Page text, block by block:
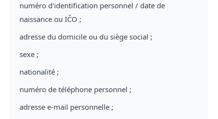
numéro d'identification personnel / date de
naissance ou IČO ;
adresse du domicile ou du siège social ;
sexe ;
nationalité ;
numéro de téléphone personnel ;
adresse e-mail personnelle ;